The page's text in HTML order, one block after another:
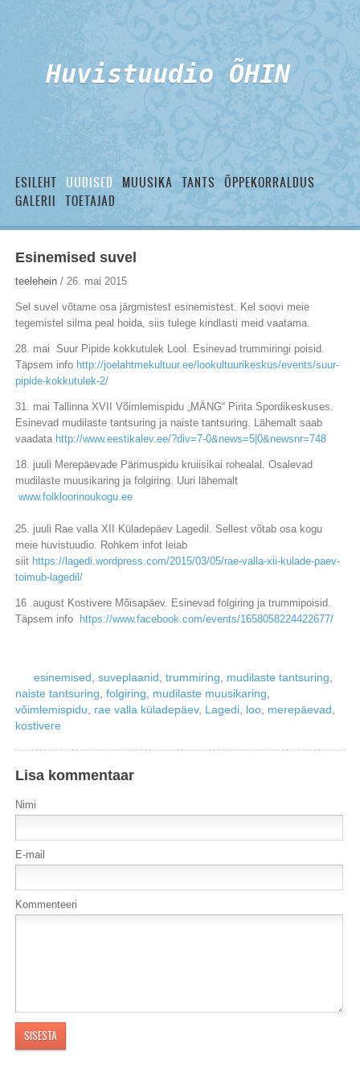
Huvistuudio ÕHIN
ESILEHT UUDISED MUUSIKA TANTS ÕPPEKORRALDUS
GALERII
TOETAJAD
Esinemised suvel
teelehein / 26. mai 2015
Sel suvel võtame osa järgmistest esinemistest. Kel soovi meie
tegemistel silma peal hoida, siis tulege kindlasti meid vaatama.
28. mai Suur Pipide kokkutulek Lool. Esinevad trummiringi poisid.
Täpsem info http://joelahtmekultuur.ee/lookultuurikeskus/events/suur-
pipide-kokkutulek-2/
31. mai Tallinna XVII Võimlemispidu „MÄNG“ Pirita Spordikeskuses.
Esinevad mudilaste tantsuring ja naiste tantsuring. Lähemalt saab
vaadata http://www.eestikalev.ee/?div=7-0&news=5|0&newsnr=748
18. juuli Merepäevade Pärimuspidu kruiisikai rohealal. Osalevad
mudilaste muusikaring ja folgiring. Uuri lähemalt
www.folkloorinoukogu.ee
25. juuli Rae valla XII Küladepäev Lagedil. Sellest võtab osa kogu
meie huvistuudio. Rohkem infot leiab
siit https://lagedi.wordpress.com/2015/03/05/rae-valla-xii-kulade-paev-
toimub-lagedil/
16 .august Kostivere Mõisapäev. Esinevad folgiring ja trummipoisid.
Täpsem info
https://www.facebook.com/events/1658058224422677/
esinemised suveplaanid trummiring mudilaste tantsuring
naiste tantsuring folgiring mudilaste muusikaring
võimlemispidu
rae valla küladepäev, Lagedi loo merepäevad
kostivere
Lisa kommentaar
Nimi
E-mail
Kommenteeri